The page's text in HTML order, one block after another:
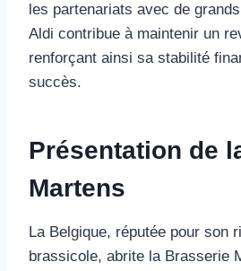
les partenariats avec de
Aldi contribue à maintenir un
renforçant ainsi sa stabilité
succès.
Présentation de
Martens
La Belgique, réputée pour son
brassicole, abrite la Brasserie